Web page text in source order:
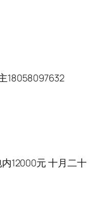
18058097632
12000元 十月二十